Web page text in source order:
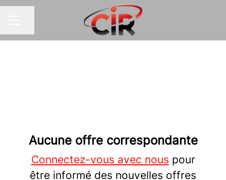
Aucune offre correspondante
Connectez-vous avec nous pour
être informé des nouvelles offres